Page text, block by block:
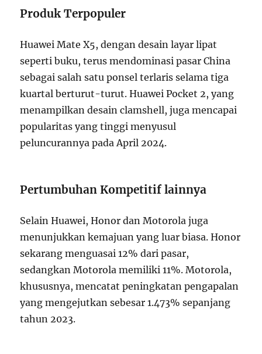
Produk Terpopuler
Huawei Mate X5, dengan desain layar lipat
seperti buku, terus mendominasi pasar China
sebagai salah satu ponsel terlaris selama tiga
kuartal berturut-turut. Huawei Pocket 2, yang
menampilkan desain clamshell, juga mencapai
popularitas yang tinggi menyusul
peluncurannya pada April 2024.
Pertumbuhan Kompetitif lainnya
Selain Huawei, Honor dan Motorola juga
menunjukkan kemajuan yang luar biasa. Honor
sekarang menguasai 12% dari pasar,
sedangkan Motorola memiliki 11%. Motorola,
khususnya, mencatat peningkatan pengapalan
yang mengejutkan sebesar 1.473% sepanjang
tahun 2023.